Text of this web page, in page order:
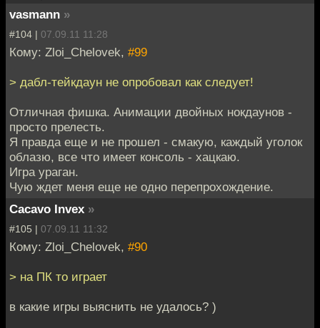
vasmann »
#104 | 07.09.11 11:28
Кому: Zloi_Chelovek, #99
> дабл-тейкдаун не опробовал как следует!
Отличная фишка. Анимации двойных нокдаунов -
просто прелесть.
Я правда еще и не прошел - смакую, каждый уголок
облазю, все что имеет консоль - хацкаю.
Игра ураган.
Чую ждет меня еще не одно перепрохождение.
Cacavo Invex »
#105 | 07.09.11 11:32
Кому: Zloi_Chelovek, #90
> на ПК то играет
в какие игры выяснить не удалось? )